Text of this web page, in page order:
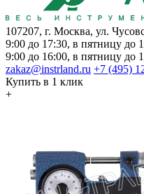
107207, г. Москва, ул.
9:00 до 17:30, в пятницу до
9:00 до 16:00, в пятницу до
zakaz@instrland.ru +7 (495)
Купить в 1 клик
+